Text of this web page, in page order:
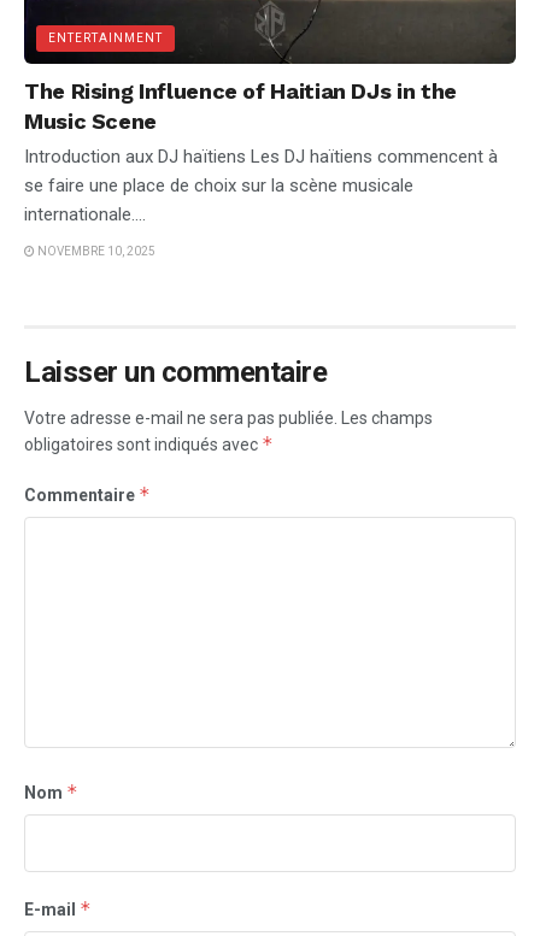
ENTERTAINMENT
The Rising Influence of Haitian DJs in the
Music Scene
Introduction aux DJ haïtiens Les DJ haïtiens commencent à
se faire une place de choix sur la scène musicale
internationale....
NOVEMBRE 10, 2025
Laisser un commentaire
Votre adresse e-mail ne sera pas publiée.
Les champs
obligatoires sont indiqués avec *
Commentaire *
Nom *
E-mail *